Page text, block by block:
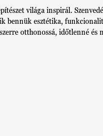
világa inspirál.
bennük esztétika,
otthonossá, időtlenné és